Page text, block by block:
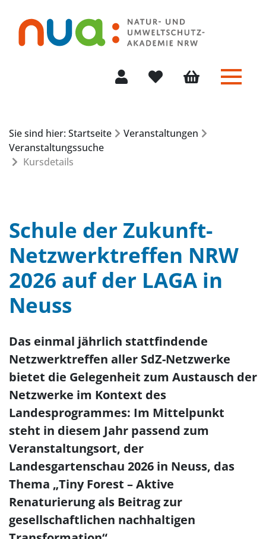
Menü
Sie sind hier: Startseite
Veranstaltungen
Veranstaltungssuche
Kursdetails
Schule der Zukunft-
Netzwerktreffen NRW
2026 auf der LAGA in
Neuss
Das einmal jährlich stattfindende
Netzwerktreffen aller SdZ-Netzwerke
bietet die Gelegenheit zum Austausch der
Netzwerke im Kontext des
Landesprogrammes: Im Mittelpunkt
steht in diesem Jahr passend zum
Veranstaltungsort, der
Landesgartenschau 2026 in Neuss, das
Thema „Tiny Forest – Aktive
Renaturierung als Beitrag zur
gesellschaftlichen nachhaltigen